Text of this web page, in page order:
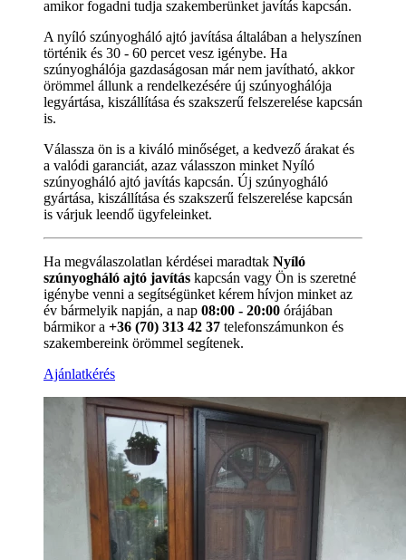
amikor fogadni tudja szakemberünket javítás kapcsán.
A nyíló szúnyogháló ajtó javítása általában a helyszínen
történik és 30 - 60 percet vesz igénybe. Ha
szúnyoghálója gazdaságosan már nem javítható, akkor
örömmel állunk a rendelkezésére új szúnyoghálója
legyártása, kiszállítása és szakszerű felszerelése kapcsán
is.
Válassza ön is a kiváló minőséget, a kedvező árakat és
a valódi garanciát, azaz válasszon minket Nyíló
szúnyogháló ajtó javítás kapcsán. Új szúnyogháló
gyártása, kiszállítása és szakszerű felszerelése kapcsán
is várjuk leendő ügyfeleinket.
Ha megválaszolatlan kérdései maradtak Nyíló
szúnyogháló ajtó javítás kapcsán vagy Ön is szeretné
igénybe venni a segítségünket kérem hívjon minket az
év bármelyik napján, a nap 08:00 - 20:00 órájában
bármikor a +36 (70) 313 42 37 telefonszámunkon és
szakembereink örömmel segítenek.
Ajánlatkérés